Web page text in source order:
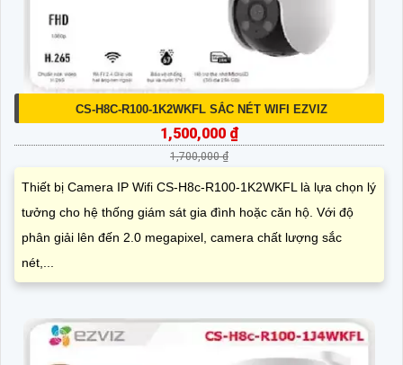
CS-H8C-R100-1K2WKFL SẮC NÉT WIFI EZVIZ
1,500,000 ₫
1,700,000 ₫
Thiết bị Camera IP Wifi CS-H8c-R100-1K2WKFL là lựa chọn lý
tưởng cho hệ thống giám sát gia đình hoặc căn hộ. Với độ
phân giải lên đến 2.0 megapixel, camera chất lượng sắc
nét,...